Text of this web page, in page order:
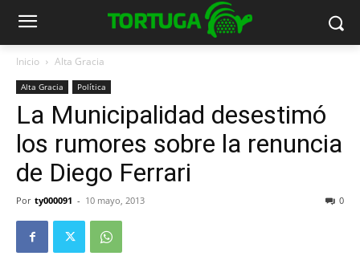
Inicio Alta Gracia
Alta Gracia Política
La Municipalidad desestimó
los rumores sobre la renuncia
de Diego Ferrari
Por ty000091 - 10 mayo, 2013 0